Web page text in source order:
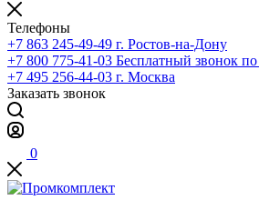
Телефоны
+7 863 245-49-49 г. Ростов-на-Дону
+7 800 775-41-03 Бесплатный звонок
+7 495 256-44-03 г. Москва
Заказать звонок
0